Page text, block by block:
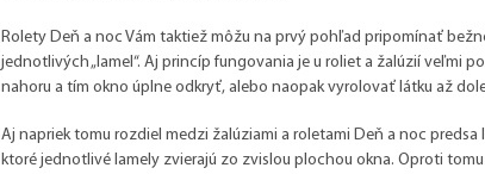
Rolety Deň a noc Vám taktiež môžu na prvý pohľad pripomínať
jednotlivých „lamel“. Aj princíp fungovania je u roliet a žalúzií
nahoru a tím okno úplne odkryť, alebo naopak vyrolovať látku až
Aj napriek tomu rozdiel medzi žalúziami a roletami Deň a noc
ktoré jednotlivé lamely zvierajú zo zvislou plochou okna. Oproti